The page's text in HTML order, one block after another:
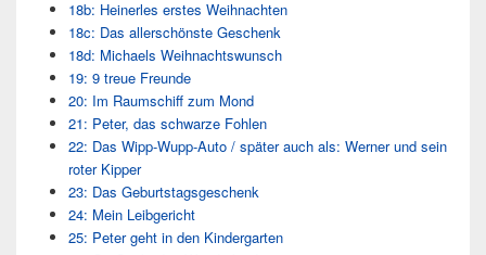
18b: Heinerles erstes Weihnachten
18c: Das allerschönste Geschenk
18d: Michaels Weihnachtswunsch
19: 9 treue Freunde
20: Im Raumschiff zum Mond
21: Peter, das schwarze Fohlen
22: Das Wipp-Wupp-Auto / später auch als: Werner und sein
roter Kipper
23: Das Geburtstagsgeschenk
24: Mein Leibgericht
25: Peter geht in den Kindergarten